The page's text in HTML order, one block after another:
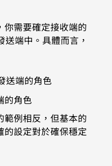
你需要確定接收端的
送端中。具體而言，
送端的角色
的角色
範例相反，但基本的
的設定對於確保穩定